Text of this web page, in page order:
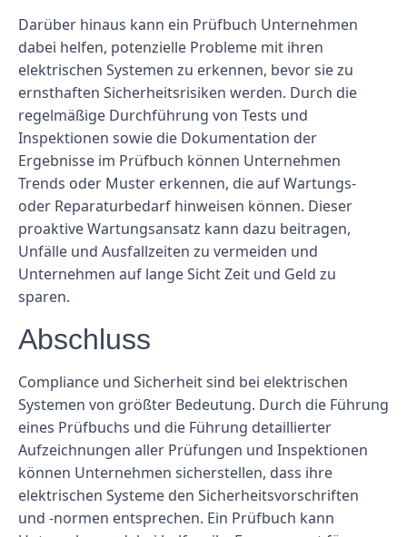
Darüber hinaus kann ein Prüfbuch Unternehmen
dabei helfen, potenzielle Probleme mit ihren
elektrischen Systemen zu erkennen, bevor sie zu
ernsthaften Sicherheitsrisiken werden. Durch die
regelmäßige Durchführung von Tests und
Inspektionen sowie die Dokumentation der
Ergebnisse im Prüfbuch können Unternehmen
Trends oder Muster erkennen, die auf Wartungs-
oder Reparaturbedarf hinweisen können. Dieser
proaktive Wartungsansatz kann dazu beitragen,
Unfälle und Ausfallzeiten zu vermeiden und
Unternehmen auf lange Sicht Zeit und Geld zu
sparen.
Abschluss
Compliance und Sicherheit sind bei elektrischen
Systemen von größter Bedeutung. Durch die Führung
eines Prüfbuchs und die Führung detaillierter
Aufzeichnungen aller Prüfungen und Inspektionen
können Unternehmen sicherstellen, dass ihre
elektrischen Systeme den Sicherheitsvorschriften
und -normen entsprechen. Ein Prüfbuch kann